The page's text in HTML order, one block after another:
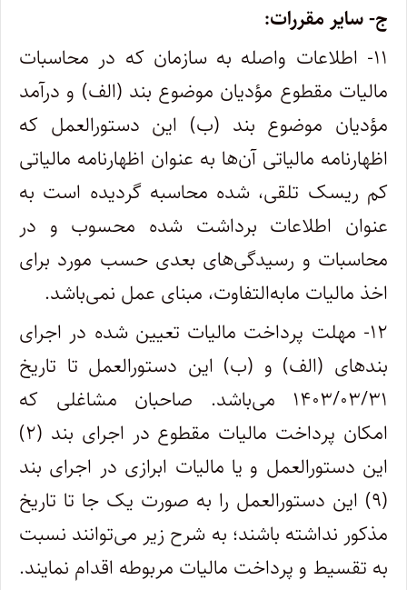
ج- سایر مقررات:
۱۱- اطلاعات واصله به سازمان که در محاسبات
مالیات مقطوع مؤدیان موضوع بند (الف) و درآمد
مؤدیان موضوع بند (ب) این دستورالعمل که
اظهارنامه مالیاتی آن‌ها به عنوان اظهارنامه مالیاتی
کم ریسک تلقی، شده محاسبه گردیده است به
عنوان اطلاعات برداشت شده محسوب و در
محاسبات و رسیدگی‌های بعدی حسب مورد برای
اخذ مالیات مابه‌التفاوت، مبنای عمل نمی‌باشد.
۱۲- مهلت پرداخت مالیات تعیین شده در اجرای
بند‌های (الف) و (ب) این دستورالعمل تا تاریخ
۱۴۰۳/۰۳/۳۱ می‌باشد. صاحبان مشاغلی که
امکان پرداخت مالیات مقطوع در اجرای بند (۲)
این دستورالعمل و یا مالیات ابرازی در اجرای بند
(۹) این دستورالعمل را به صورت یک جا تا تاریخ
مذکور نداشته باشند؛ به شرح زیر می‌توانند نسبت
به تقسیط و پرداخت مالیات مربوطه اقدام نمایند.